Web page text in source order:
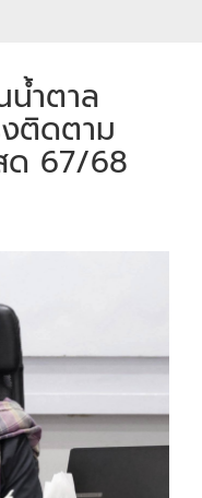
น้ำตาล
งติดตาม
ด 67/68